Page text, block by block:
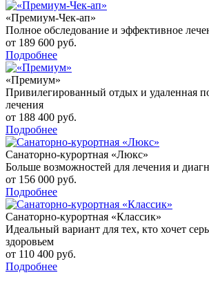
«Премиум-Чек-ап»
Полное обследование и эффективное
от 189 600 руб.
Подробнее
«Премиум»
Привилегированный отдых и удаленная
лечения
от 188 400 руб.
Подробнее
Санаторно-курортная «Люкс»
Больше возможностей для лечения и
от 156 000 руб.
Подробнее
Санаторно-курортная «Классик»
Идеальный вариант для тех, кто хочет
здоровьем
от 110 400 руб.
Подробнее